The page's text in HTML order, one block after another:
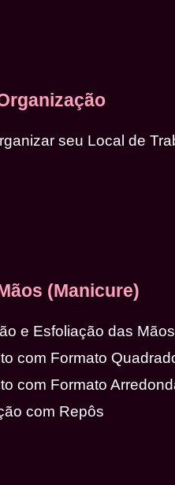
seu Local de
(Manicure)
e Esfoliação das Mãos
com Formato
com Formato
com Repôs